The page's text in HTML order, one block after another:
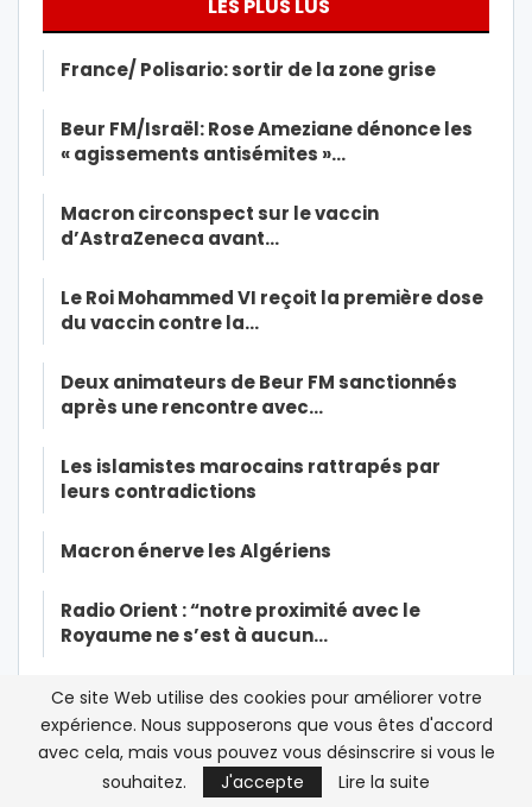
LES PLUS LUS
France/ Polisario: sortir de la zone grise
Beur FM/Israël: Rose Ameziane dénonce les
« agissements antisémites »…
Macron circonspect sur le vaccin
d’AstraZeneca avant…
Le Roi Mohammed VI reçoit la première dose
du vaccin contre la…
Deux animateurs de Beur FM sanctionnés
après une rencontre avec…
Les islamistes marocains rattrapés par
leurs contradictions
Macron énerve les Algériens
Radio Orient : “notre proximité avec le
Royaume ne s’est à aucun…
Hicham Alaoui* ou la nostalgie du
« Printemps (désenchantement) Arabe …
Mohammed VI ordonne’une opération
Ce site Web utilise des cookies pour améliorer votre
expérience. Nous supposerons que vous êtes d'accord
avec cela, mais vous pouvez vous désinscrire si vous le
souhaitez.
J'accepte Lire la suite